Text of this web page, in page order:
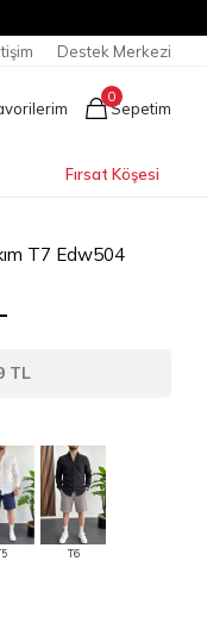
Destek Merkezi
0
Sepetim
Fırsat Köşesi
T7 Edw504
TL
T6